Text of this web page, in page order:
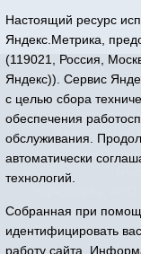
16+ © 2015-
Федеральной
Все права
Настоящий ресурс
Яндекс.Метрика,
(119021, Россия,
Яндекс)). Сервис
с целью сбора
обеспечения
обслуживания.
автоматически
технологий.
Собранная при
идентифицировать
работу сайта.